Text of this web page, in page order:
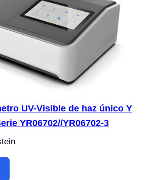
UV-Visible de haz único Y
YR06702//YR06702-3